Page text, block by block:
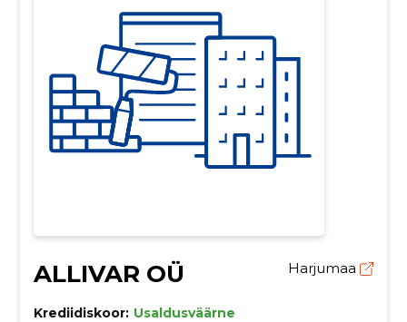
ALLIVAR OÜ Harjumaa
Krediidiskoor: Usaldusväärne